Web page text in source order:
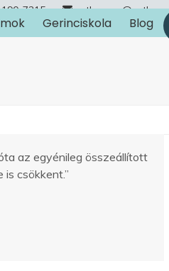
7315
Gerinciskola Blog
az egyénileg összeállított
csökkent.”